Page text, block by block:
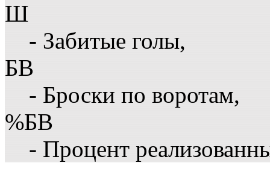
Ш
- Забитые голы,
БВ
- Броски по воротам,
%БВ
- Процент